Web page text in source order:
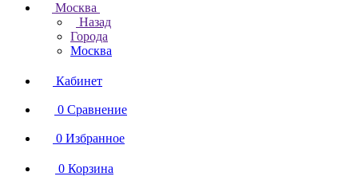
Москва
Назад
Города
Москва
Кабинет
0 Сравнение
0 Избранное
0 Корзина